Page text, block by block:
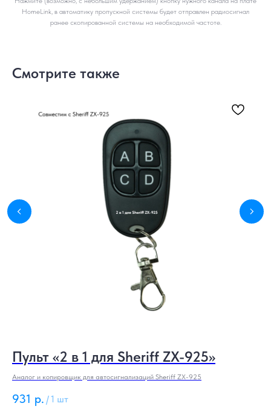
HomeLink, в автоматику пропускной системы будет отправлен радиосигнал
ранее скопированной системы на необходимой частоте.
Смотрите также
Пульт «2 в 1 для Sheriff ZX-925»
Аналог и копировщик для автосигнализаций Sheriff ZX-925
931 р. /1 шт